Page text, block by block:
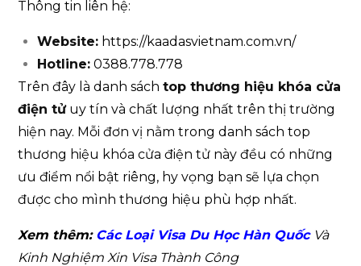
Thông tin liên hệ:
Website: https://kaadasvietnam.com.vn/
Hotline: 0388.778.778
Trên đây là danh sáchtop thương hiệu khóa cửa
điện tửuy tín và chất lượng nhất trên thị trường
hiện nay. Mỗi đơn vị nằm trong danh sách top
thương hiệu khóa cửa điện tử này đều có những
ưu điểm nổi bật riêng, hy vọng bạn sẽ lựa chọn
được cho mình thương hiệu phù hợp nhất.
Xem thêm: Các Loại Visa Du Học Hàn Quốc Và
Kinh Nghiệm Xin Visa Thành Công